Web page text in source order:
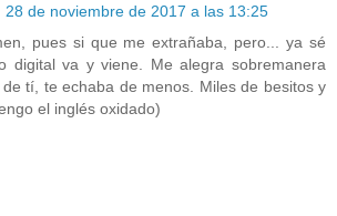
28 de noviembre de 2017 a las 13:25
pues si que me extrañaba, pero... ya sé
digital va y viene. Me alegra sobremanera
tí, te echaba de menos. Miles de besitos y
el inglés oxidado)